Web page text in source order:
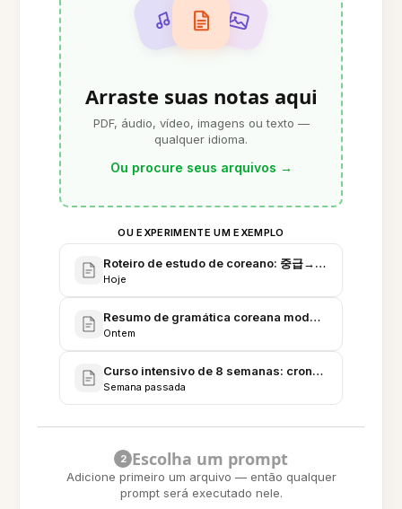
Arraste suas notas aqui
PDF, áudio, vídeo, imagens ou texto —
qualquer idioma.
Ou procure seus arquivos →
OU EXPERIMENTE UM EXEMPLO
Roteiro de estudo de coreano: 중급→고급 (plano de
Hoje
Resumo de gramática coreana moderna e coleção
Ontem
Curso intensivo de 8 semanas: cronograma
Semana passada
2 Escolha um prompt
Adicione primeiro um arquivo — então qualquer
prompt será executado nele.